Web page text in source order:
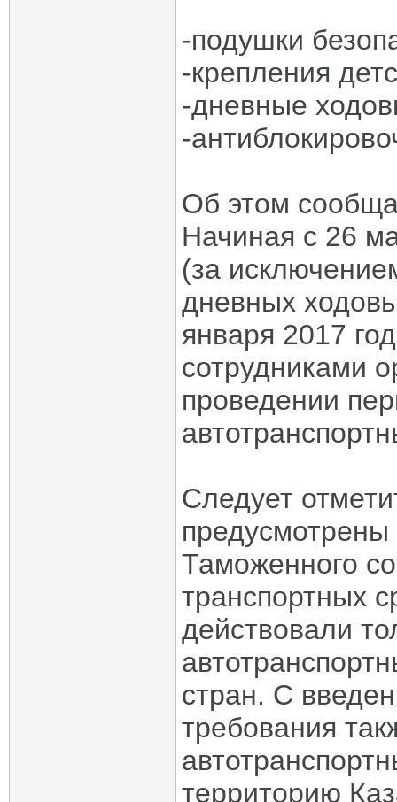
-подушки
-крепления
-дневные
-
Об этом
Начиная с 26
(за
дневных
января 2017
сотрудниками
проведении
Следует
Таможенного
транспортных
действовали
стран. С
требования
территорию